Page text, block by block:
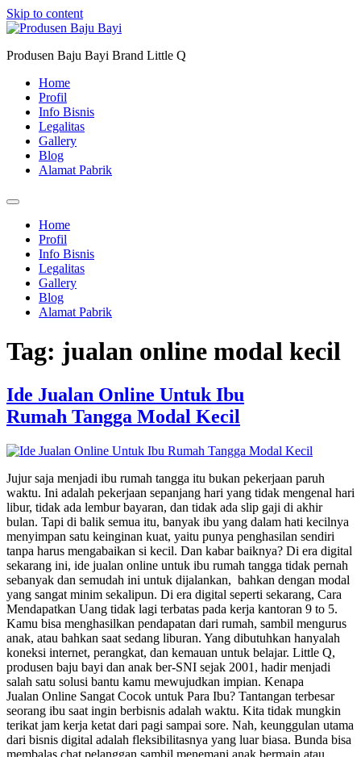
Skip to content
Produsen Baju Bayi Brand Little Q
Home
Profil
Info Bisnis
Legalitas
Gallery
Blog
Alamat Pabrik
Home
Profil
Info Bisnis
Legalitas
Gallery
Blog
Alamat Pabrik
Tag: jualan online modal kecil
Ide Jualan Online Untuk Ibu
Rumah Tangga Modal Kecil
Jujur saja menjadi ibu rumah tangga itu bukan pekerjaan paruh
waktu. Ini adalah pekerjaan sepanjang hari yang tidak mengenal hari
libur, tidak ada lembur bayaran, dan tidak ada slip gaji di akhir
bulan. Tapi di balik semua itu, banyak ibu yang dalam hati kecilnya
menyimpan satu keinginan kuat, yaitu punya penghasilan sendiri
tanpa harus mengabaikan si kecil. Dan kabar baiknya? Di era digital
sekarang ini, ide jualan online untuk ibu rumah tangga tidak pernah
sebanyak dan semudah ini untuk dijalankan, bahkan dengan modal
yang sangat minim sekalipun. Di era digital seperti sekarang, Cara
Mendapatkan Uang tidak lagi terbatas pada kerja kantoran 9 to 5.
Kamu bisa menghasilkan pendapatan dari rumah, sambil mengurus
anak, atau bahkan saat sedang liburan. Yang dibutuhkan hanyalah
koneksi internet, perangkat, dan kemauan untuk belajar. Little Q,
produsen baju bayi dan anak ber-SNI sejak 2001, hadir menjadi
salah satu solusi bantu kamu mewujudkan impian. Kenapa
Jualan Online Sangat Cocok untuk Para Ibu? Tantangan terbesar
seorang ibu saat ingin berbisnis adalah waktu. Kita tidak mungkin
terikat jam kerja ketat dari pagi sampai sore. Nah, keunggulan utama
dari bisnis digital adalah fleksibilitasnya yang luar biasa. Bunda bisa
membalas chat pelanggan sambil menemani anak bermain atau